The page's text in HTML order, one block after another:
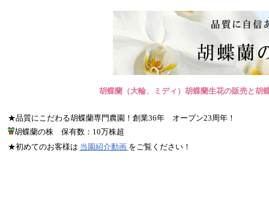
胡蝶蘭（大輪、ミディ）胡蝶蘭生花の販売と
★品質にこだわる胡蝶蘭専門農園！創業36年 オープン23周年！
胡蝶蘭の株 保有数：10万株超
★初めてのお客様は 当園紹介動画 をご覧ください！